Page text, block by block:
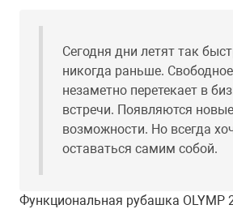
Сегодня дни летят так
никогда раньше.
незаметно перетекает в
встречи. Появляются новые
возможности. Но всегда
оставаться самим собой.
Функциональная рубашка OLYMP